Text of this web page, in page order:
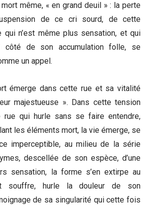
même, « en grand deuil » : la perte
de ce cri sourd, de cette
qui n’est même plus sensation, et qui
côté de son accumulation folle, se
un appel.
émerge dans cette rue et sa vitalité
majestueuse ». Dans cette tension
rue qui hurle sans se faire entendre,
les éléments mort, la vie émerge, se
imperceptible, au milieu de la série
descellée de son espèce, d’une
sensation, la forme s’en extirpe au
hurle la douleur de son
de sa singularité qui cette fois